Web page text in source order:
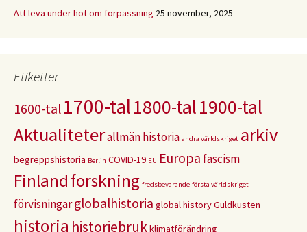
Att leva under hot om förpassning 25 november, 2025
Etiketter
1600-tal 1700-tal1800-tal1900-tal
Aktualiteterallmän historia andra världskriget arkiv
begreppshistoria Berlin COVID-19 EU Europa fascism
Finlandforskning fredsbevarande första världskriget
förvisningarglobalhistoria global historyGuldkusten
historia historiebrukklimatförändring